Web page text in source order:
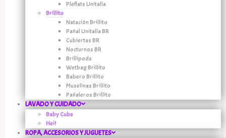
Pleflats Unitalla
Brillito
Natación Brillito
Pañal Unitalla BR
Cubiertas BR
Nocturnos BR
Brillipods
Wetbag Brillito
Babero Brillito
Muselinas Brillito
Pañaleros Brillito
LAVADO Y CUIDADO
Baby Cube
Hei!
ROPA, ACCESORIOS Y JUGUETES